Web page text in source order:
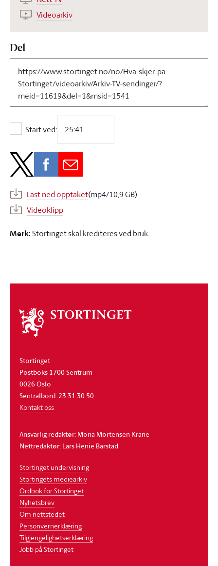
Videoarkiv
Del
Start ved:
Start ved:
Last ned opptaket(mp4/10,9 GB)
Videoklipp
Merk:Stortinget skal krediteres ved bruk.
Om
stortinget
Stortinget
Postboks 1700 Sentrum
0026 Oslo
Sentralbord: 23 31 30 50
Kontakt oss
Ansvarlig redaktør: Mona Mortensen Krane
Nettredaktør: Lars Henie Barstad
Stortinget undervisning
Stortingets mediearkiv
Ordbok for Stortinget
Nyhetsbrev
Om nettstedet
Personvernerklæring
Tilgjengelighetserklæring
Jobb på Stortinget